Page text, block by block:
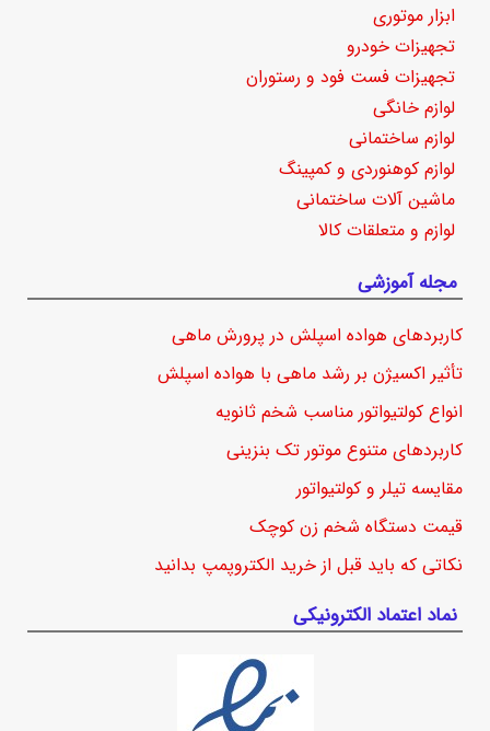
ابزار موتوری
تجهیزات خودرو
تجهیزات فست فود و رستوران
لوازم خانگی
لوازم ساختمانی
لوازم کوهنوردی و کمپینگ
ماشین آلات ساختمانی
لوازم و متعلقات کالا
مجله آموزشی
کاربردهای هواده اسپلش در پرورش ماهی
تأثیر اکسیژن بر رشد ماهی با هواده اسپلش
انواع کولتیواتور مناسب شخم ثانویه
کاربردهای متنوع موتور تک بنزینی
مقایسه تیلر و کولتیواتور
قیمت دستگاه شخم زن کوچک
نکاتی که باید قبل از خرید الکتروپمپ بدانید
نماد اعتماد الکترونیکی